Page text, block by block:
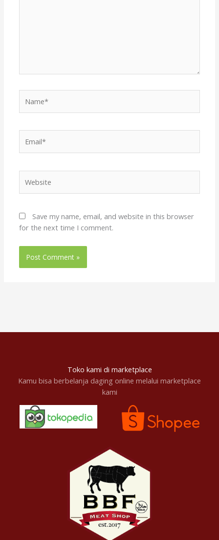
Save my name, email, and website in this browser
for the next time I comment.
Toko kami di marketplace
Kamu bisa berbelanja daging online melalui marketplace
kami